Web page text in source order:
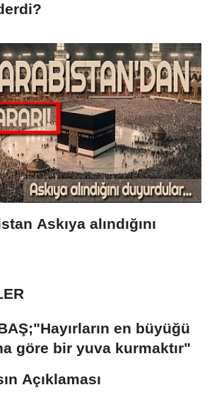
Askıya alındığını
en büyüğü
göre bir yuva kurmaktır"
Açıklaması